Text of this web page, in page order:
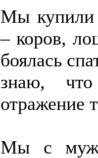
Мы купили
– коров,
боялась
знаю,
отражение
Мы с